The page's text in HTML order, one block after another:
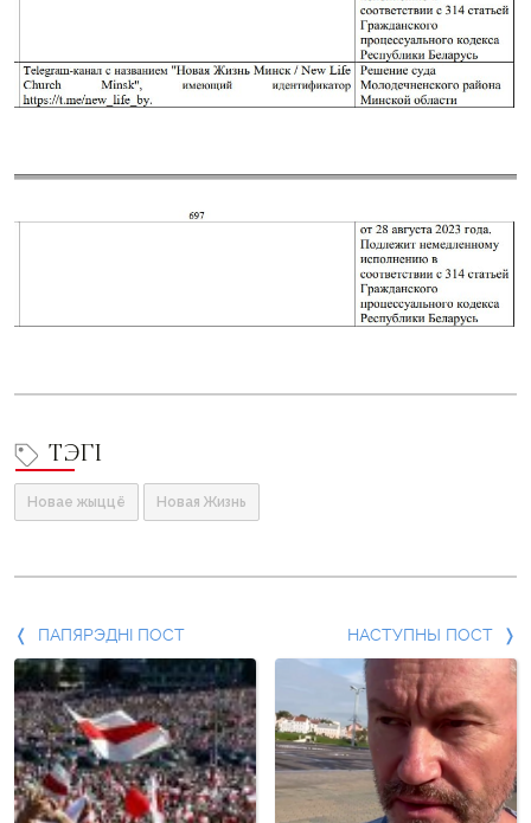
ТЭГІ
Новае жыццё Новая Жизнь
Папярэдні
пост
і
наступны
пост
ПАПЯРЭДНІ ПОСТ НАСТУПНЫ ПОСТ